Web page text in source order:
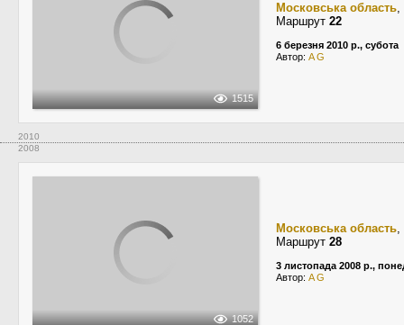
1515
Московська область,
Маршрут 22
6 березня 2010 р., субота
Автор: A G
2010
2008
1052
Московська область,
Маршрут 28
3 листопада 2008 р.,
Автор: A G